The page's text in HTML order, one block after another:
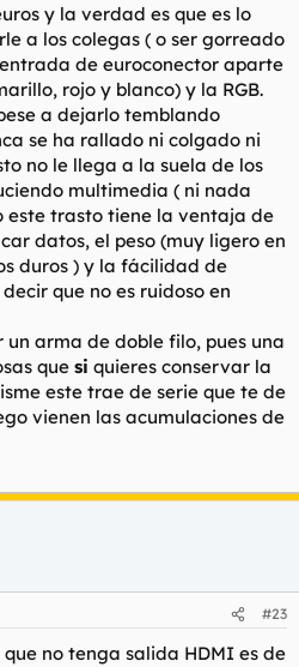
y la verdad es que es lo
a los colegas ( o ser gorreado
de euroconector aparte
rojo y blanco) y la RGB.
a dejarlo temblando
se ha rallado ni colgado ni
no le llega a la suela de los
multimedia ( ni nada
este trasto tiene la ventaja de
datos, el peso (muy ligero en
duros ) y la fácilidad de
que no es ruidoso en
un arma de doble filo, pues una
que si quieres conservar la
este trae de serie que te de
vienen las acumulaciones de
#23
no tenga salida HDMI es de